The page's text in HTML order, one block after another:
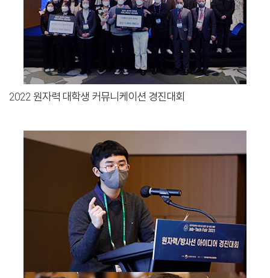
2022 원자력 대학생 커뮤니케이션 경진대회